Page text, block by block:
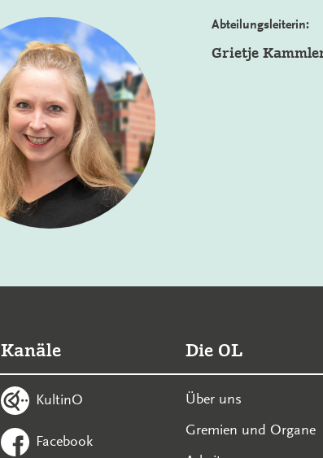
Abteilungsleiterin:
Grietje
Kanäle
KultinO
Facebook
Die OL
Über uns
Gremien und Organe